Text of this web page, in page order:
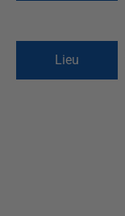
Lieu